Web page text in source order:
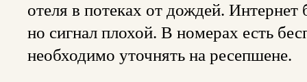
отеля в потеках от дождей.
но сигнал плохой. В номерах есть
необходимо уточнять на ресепшене.